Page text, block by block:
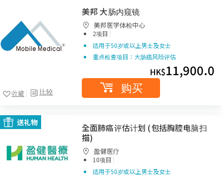
比较
收藏
美邦 大肠内窥镜
美邦医学体检中心
2项目 |
适用于50岁或以上男士及女士
重点检查项目：大肠癌风险评估
HK$11,900.0
购买
送礼物
全面肺癌评估计划 (包括胸腔电脑扫
描)
盈健医疗
10项目 |
适用于50岁或以上男士及女士